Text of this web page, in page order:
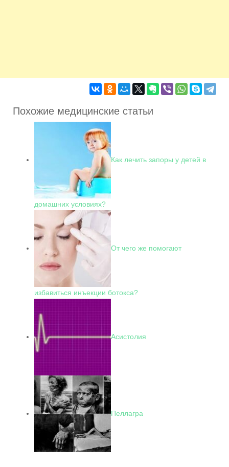
Похожие медицинские статьи
Как лечить запоры у детей в
домашних условиях?
От чего же помогают
избавиться инъекции ботокса?
Асистолия
Пеллагра